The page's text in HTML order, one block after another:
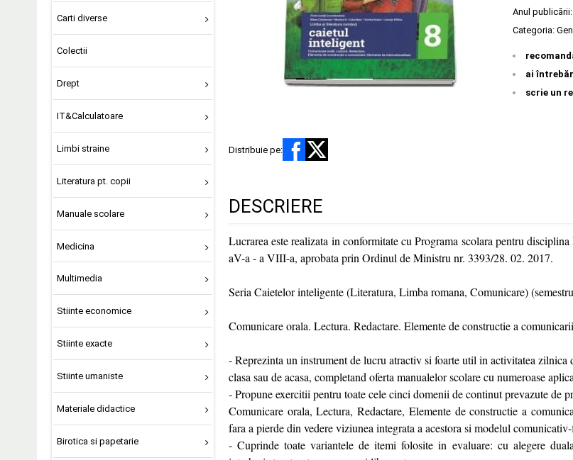
Carti diverse
Colectii
Drept
IT&Calculatoare
Limbi straine
Literatura pt. copii
Manuale scolare
Medicina
Multimedia
Stiinte economice
Stiinte exacte
Stiinte umaniste
Materiale didactice
Birotica si papetarie
Anul publicării:
Categoria:
ai
scrie un
Distribuie pe:
DESCRIERE
Lucrarea este realizata in conformitate cu Programa scolara pentru
aV-a - a VIII-a, aprobata prin Ordinul de Ministru nr. 3393/28. 02. 2017.
Seria Caietelor inteligente (Literatura, Limba romana, Comunicare)
Comunicare orala. Lectura. Redactare. Elemente de constructie a
- Reprezinta un instrument de lucru atractiv si foarte util in activitatea zilnica
clasa sau de acasa, completand oferta manualelor scolare cu numeroase
- Propune exercitii pentru toate cele cinci domenii de continut prevazute de
Comunicare orala, Lectura, Redactare, Elemente de constructie a
fara a pierde din vedere viziunea integrata a acestora si modelul
- Cuprinde toate variantele de itemi folosite in evaluare: cu alegere